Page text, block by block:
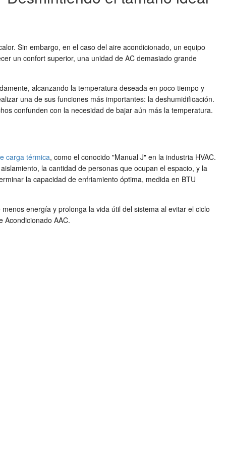
Sin embargo, en el caso del aire acondicionado, un equipo
un confort superior, una unidad de AC demasiado grande
alcanzando la temperatura deseada en poco tiempo y
una de sus funciones más importantes: la deshumidificación.
confunden con la necesidad de bajar aún más la temperatura.
carga térmica, como el conocido "Manual J" en la industria HVAC.
la cantidad de personas que ocupan el espacio, y la
la capacidad de enfriamiento óptima, medida en BTU
energía y prolonga la vida útil del sistema al evitar el ciclo
Acondicionado AAC.